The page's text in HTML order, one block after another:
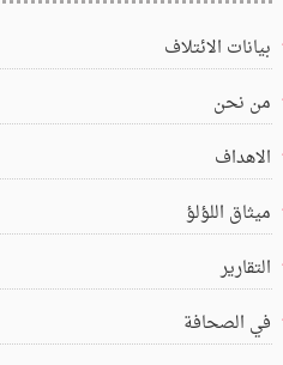
بيانات الائتلاف
من نحن
الاهداف
ميثاق اللؤلؤ
التقارير
في الصحافة